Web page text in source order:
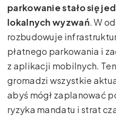
parkowanie stało się
lokalnych wyzwań. W
rozbudowuje
płatnego parkowania i
z aplikacji mobilnych.
gromadzi wszystkie
abyś mógł zaplanować
ryzyka mandatu i strat